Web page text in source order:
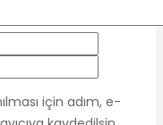
için adım, e-